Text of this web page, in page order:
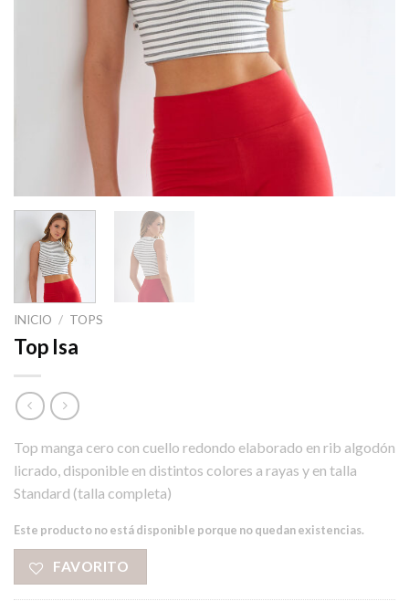
INICIO / TOPS
Top Isa
Top manga cero con cuello redondo elaborado en rib algodón
licrado, disponible en distintos colores a rayas y en talla
Standard (talla completa)
Este producto no está disponible porque no quedan existencias.
FAVORITO